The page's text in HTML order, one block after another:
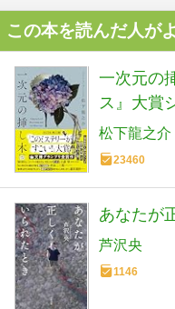
この本を読んだ人が
一次元の
ス』大賞
松下龍之介
23460
あなたが
芦沢央
1146